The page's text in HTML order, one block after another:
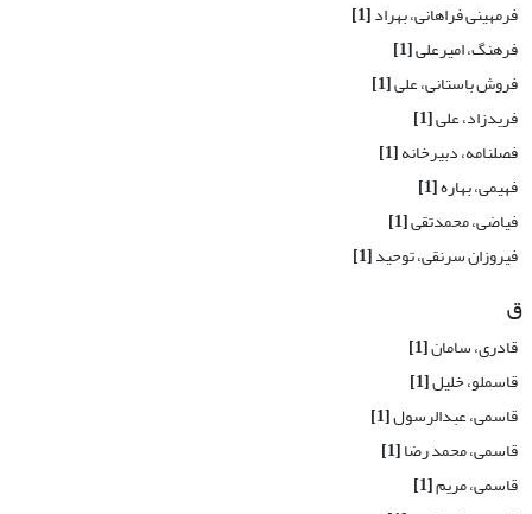
فرمهینی فراهانی، بهراد[1]
فرهنگ، امیرعلی[1]
فروش باستانی، علی[1]
فریدزاد، علی[1]
فصلنامه، دبیرخانه[1]
فهیمی، بهاره[1]
فیاضی، محمدتقی[1]
فیروزان سرنقی، توحید[1]
ق
قادری، سامان[1]
قاسملو، خلیل[1]
قاسمی، عبدالرسول[1]
قاسمی، محمد رضا[1]
قاسمی، مریم[1]